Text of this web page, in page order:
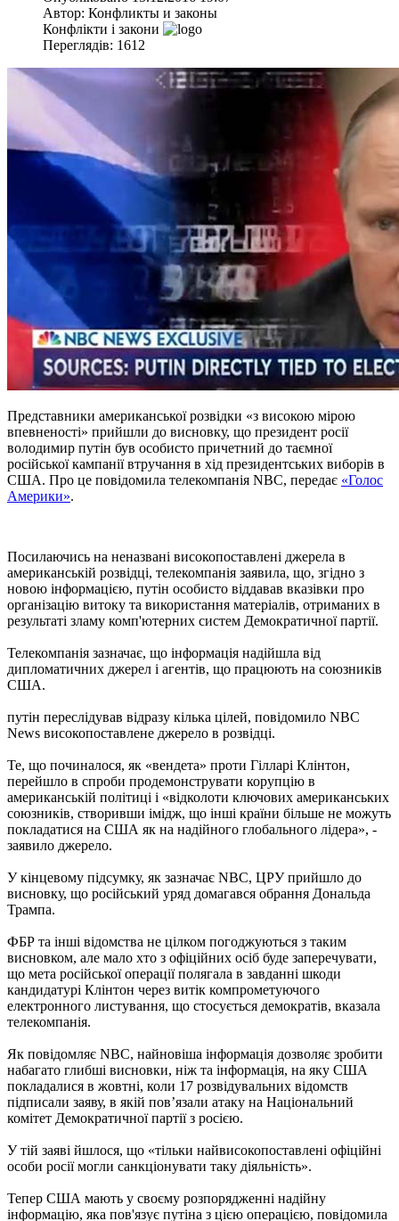
Автор: Конфликты и законы
Конфлікти і закони
Переглядів: 1612
Представники американської розвідки «з високою мірою
впевненості» прийшли до висновку, що президент росії
володимир путін був особисто причетний до таємної
російської кампанії втручання в хід президентських виборів в
США. Про це повідомила телекомпанія NBC, передає «Голос
Америки».
Посилаючись на неназвані високопоставлені джерела в
американській розвідці, телекомпанія заявила, що, згідно з
новою інформацією, путін особисто віддавав вказівки про
організацію витоку та використання матеріалів, отриманих в
результаті зламу комп'ютерних систем Демократичної партії.
Телекомпанія зазначає, що інформація надійшла від
дипломатичних джерел і агентів, що працюють на союзників
США.
путін переслідував відразу кілька цілей, повідомило NBC
News високопоставлене джерело в розвідці.
Те, що починалося, як «вендета» проти Гілларі Клінтон,
перейшло в спроби продемонструвати корупцію в
американській політиці і «відколоти ключових американських
союзників, створивши імідж, що інші країни більше не можуть
покладатися на США як на надійного глобального лідера», -
заявило джерело.
У кінцевому підсумку, як зазначає NBC, ЦРУ прийшло до
висновку, що російський уряд домагався обрання Дональда
Трампа.
ФБР та інші відомства не цілком погоджуються з таким
висновком, але мало хто з офіційних осіб буде заперечувати,
що мета російської операції полягала в завданні шкоди
кандидатурі Клінтон через витік компрометуючого
електронного листування, що стосується демократів, вказала
телекомпанія.
Як повідомляє NBC, найновіша інформація дозволяє зробити
набагато глибші висновки, ніж та інформація, на яку США
покладалися в жовтні, коли 17 розвідувальних відомств
підписали заяву, в якій пов’язали атаку на Національний
комітет Демократичної партії з росією.
У тій заяві йшлося, що «тільки найвисокопоставлені офіційні
особи росії могли санкціонувати таку діяльність».
Тепер США мають у своєму розпорядженні надійну
інформацію, яка пов'язує путіна з цією операцією, повідомила